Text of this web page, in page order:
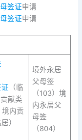
签证申请
签证申请
（临
献类
境内贡
）
境外永居
父母签
（103）境
内永居父
母签
（804）